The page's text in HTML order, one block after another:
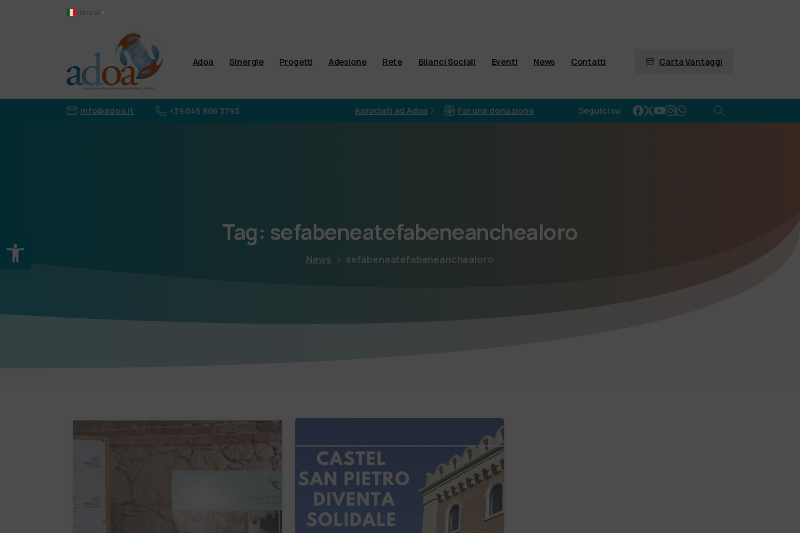
Apri la barra degli strumenti
Italiano ▼
Adoa Sinergie Progetti Adesione Rete Bilanci Sociali Eventi News Contatti Carta Vantaggi
info@adoa.it +39 045 808 3793 Associati ad Adoa Fai una donazione Seguici su
Tag: sefabeneatefabeneanchealoro
News sefabeneatefabeneanchealoro